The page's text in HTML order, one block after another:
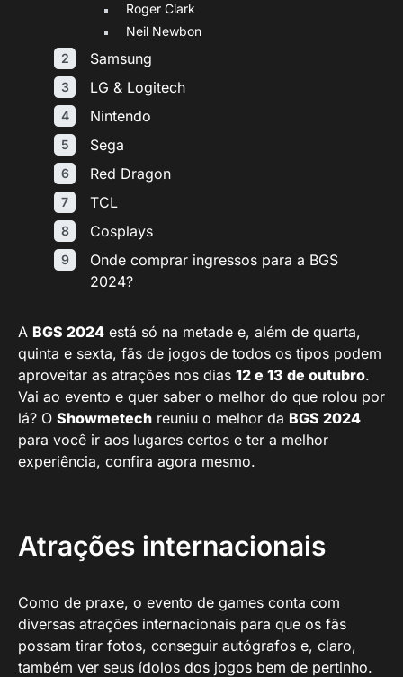
Roger Clark
Neil Newbon
Samsung
LG & Logitech
Nintendo
Sega
Red Dragon
TCL
Cosplays
Onde comprar ingressos para a BGS
2024?
A BGS 2024 está só na metade e, além de quarta,
quinta e sexta, fãs de jogos de todos os tipos podem
aproveitar as atrações nos dias 12 e 13 de outubro.
Vai ao evento e quer saber o melhor do que rolou por
lá? O Showmetech reuniu o melhor da BGS 2024
para você ir aos lugares certos e ter a melhor
experiência, confira agora mesmo.
Atrações internacionais
Como de praxe, o evento de games conta com
diversas atrações internacionais para que os fãs
possam tirar fotos, conseguir autógrafos e, claro,
também ver seus ídolos dos jogos bem de pertinho.